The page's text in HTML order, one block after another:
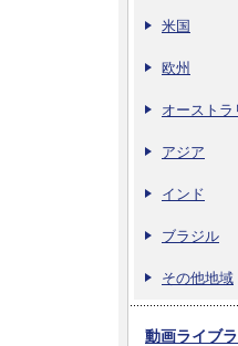
米国
欧州
オーストラ
アジア
インド
ブラジル
その他地域
動画ライブ